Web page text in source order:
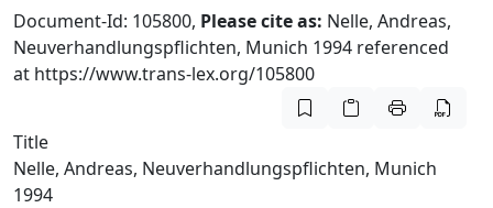
Document-Id: 105800, Please cite as: Nelle, Andreas,
Neuverhandlungspflichten, Munich 1994 referenced
at https://www.trans-lex.org/105800
Title
Nelle, Andreas, Neuverhandlungspflichten, Munich
1994